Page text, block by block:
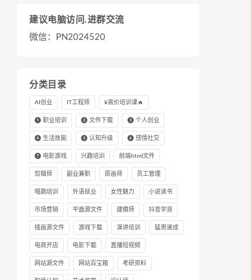
建议电脑访问.进群交流
微信：PN2024520
分类目录
AI创业 IT工程师 ¥高价培训课🔥
❶ 职业培训 ❷ 文件下载 ❸ 个人创业
❹ 生活技能 ❺ 认知升级 ❻ 感情社交
❼ 电影游戏 兴趣培训 前端html文件
剪辑师 副业兼职 原画师 员工管理
唱跳培训 外语就业 女性魅力 小说读书
市场营销 平面源文件 建模师 抖音学浪
插画源文件 游戏下载 演讲培训 猛男速成
电商开店 电影下载 直播短视频
网站源文件 网站百宝箱 考研资料